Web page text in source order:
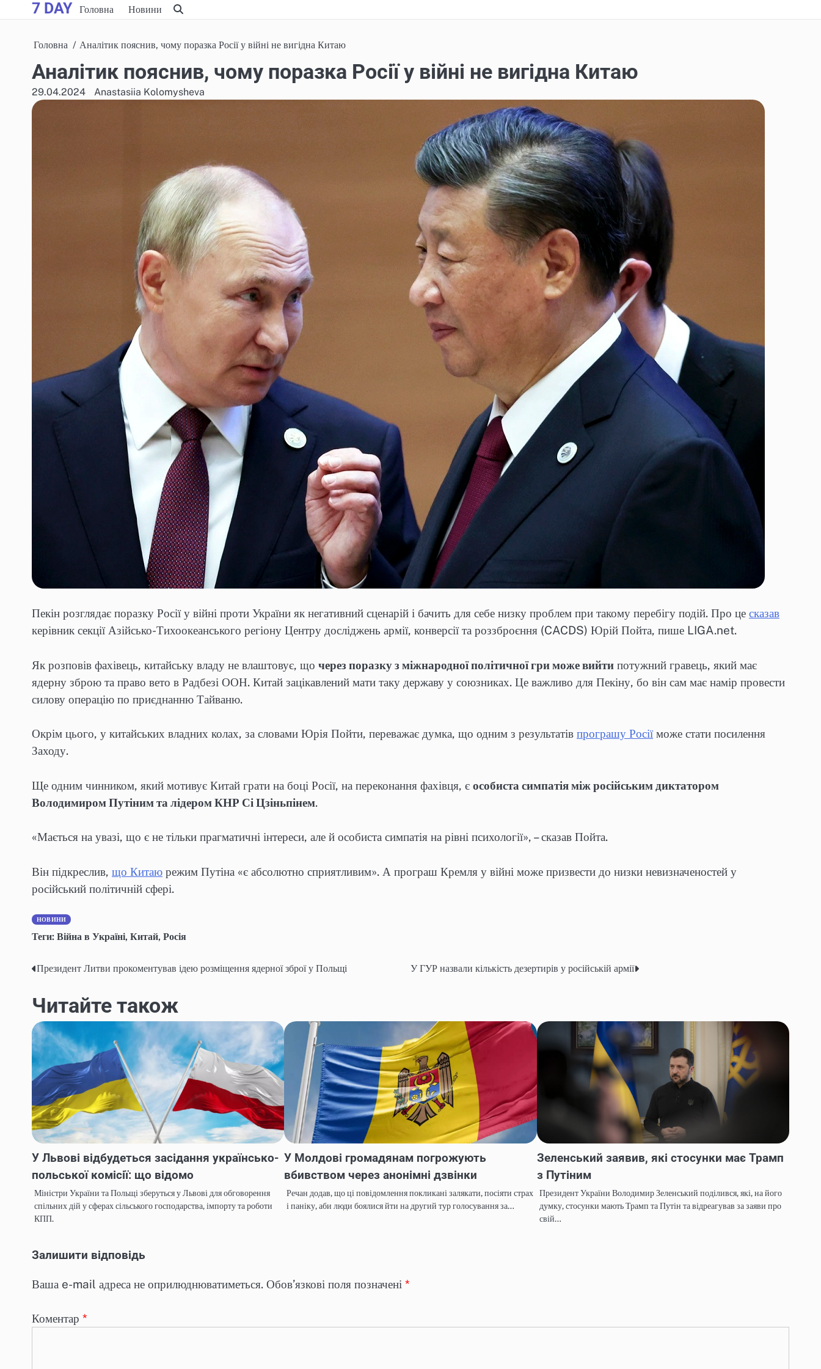
to
7 DAY Головна Новини
Головна Аналітик пояснив, чому поразка Росії у війні не вигідна Китаю
Аналітик пояснив, чому поразка Росії у війні не вигідна Китаю
29.04.2024 Anastasiia Kolomysheva
Пекін розглядає поразку Росії у війні проти України як негативний сценарій і бачить для себе низку проблем при такому перебігу подій. Про це сказав
керівник секції Азійсько-Тихоокеанського регіону Центру досліджень армії, конверсії та роззброєння (CACDS) Юрій Пойта, пише LIGA.net.
Як розповів фахівець, китайську владу не влаштовує, що через поразку з міжнародної політичної гри може вийти потужний гравець, який має
ядерну зброю та право вето в Радбезі ООН. Китай зацікавлений мати таку державу у союзниках. Це важливо для Пекіну, бо він сам має намір провести
силову операцію по приєднанню Тайваню.
Окрім цього, у китайських владних колах, за словами Юрія Пойти, переважає думка, що одним з результатів програшу Росії може стати посилення
Заходу.
Ще одним чинником, який мотивує Китай грати на боці Росії, на переконання фахівця, є особиста симпатія між російським диктатором
Володимиром Путіним та лідером КНР Сі Цзіньпінем.
«Мається на увазі, що є не тільки прагматичні інтереси, але й особиста симпатія на рівні психології», – сказав Пойта.
Він підкреслив, що Китаю режим Путіна «є абсолютно сприятливим». А програш Кремля у війні може призвести до низки невизначеностей у
російський політичній сфері.
НОВИНИ
Теги: Війна в Україні, Китай, Росія
Навігація
записів
Президент Литви прокоментував ідею розміщення ядерної зброї у Польщі У ГУР назвали кількість дезертирів у російській армії
Читайте також
У Львові відбудеться засідання українсько-
польської комісії: що відомо
Міністри України та Польщі зберуться у Львові для обговорення
спільних дій у сферах сільського господарства, імпорту та роботи
КПП.
У Молдові громадянам погрожують
вбивством через анонімні дзвінки
Речан додав, що ці повідомлення покликані залякати, посіяти страх
і паніку, аби люди боялися йти на другий тур голосування за…
Зеленський заявив, які стосунки має Трамп
з Путіним
Президент України Володимир Зеленський поділився, які, на його
думку, стосунки мають Трамп та Путін та відреагував за заяви про
свій…
Залишити відповідь
Ваша e-mail адреса не оприлюднюватиметься. Обов’язкові поля позначені *
Коментар *